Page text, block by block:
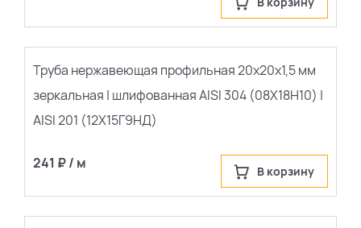
Труба нержавеющая профильная 20х20х1,5 мм
зеркальная | шлифованная AISI 304 (08Х18Н10) |
AISI 201 (12Х15Г9НД)
241 ₽ / м В корзину